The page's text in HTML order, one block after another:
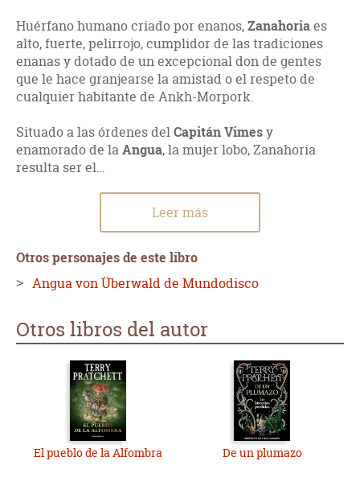
Huérfano humano criado por enanos,Zanahoriaes
alto, fuerte, pelirrojo, cumplidor de las tradiciones
enanas y dotado de un excepcional don de gentes
que le hace granjearse la amistad o el respeto de
cualquier habitante de Ankh-Morpork.
Situado a las órdenes delCapitán Vimesy
enamorado de laAngua, la mujer lobo, Zanahoria
resulta ser el…
Leer más
Otros personajes de este libro
Angua von Überwald de Mundodisco
Otros libros del autor
El pueblo de la Alfombra De un plumazo